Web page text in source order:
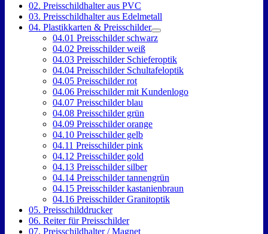
02. Preisschildhalter aus PVC
03. Preisschildhalter aus Edelmetall
04. Plastikkarten & Preisschilder
04.01 Preisschilder schwarz
04.02 Preisschilder weiß
04.03 Preisschilder Schieferoptik
04.04 Preisschilder Schultafeloptik
04.05 Preisschilder rot
04.06 Preisschilder mit Kundenlogo
04.07 Preisschilder blau
04.08 Preisschilder grün
04.09 Preisschilder orange
04.10 Preisschilder gelb
04.11 Preisschilder pink
04.12 Preisschilder gold
04.13 Preisschilder silber
04.14 Preisschilder tannengrün
04.15 Preisschilder kastanienbraun
04.16 Preisschilder Granitoptik
05. Preisschilddrucker
06. Reiter für Preisschilder
07. Preisschildhalter / Magnet